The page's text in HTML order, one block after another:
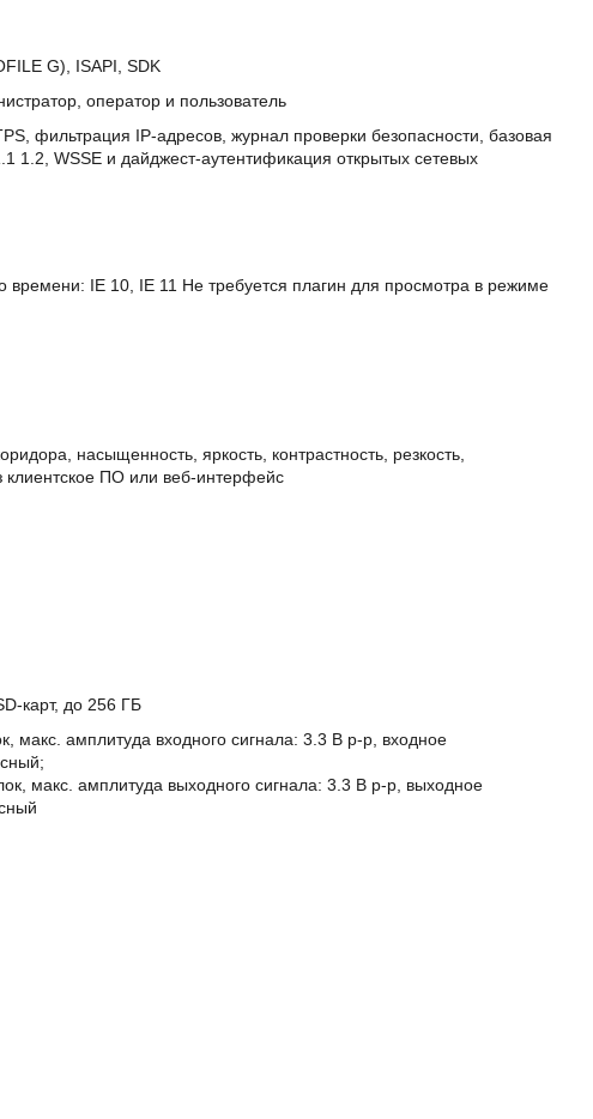
G), ISAPI, SDK
оператор и пользователь
фильтрация IP-адресов, журнал проверки безопасности, базовая
1.2, WSSE и дайджест-аутентификация открытых сетевых
времени: IE 10, IE 11 Не требуется плагин для просмотра в режиме
насыщенность, яркость, контрастность, резкость,
клиентское ПО или веб-интерфейс
карт, до 256 ГБ
макс. амплитуда входного сигнала: 3.3 В p-p, входное
макс. амплитуда выходного сигнала: 3.3 В p-p, выходное